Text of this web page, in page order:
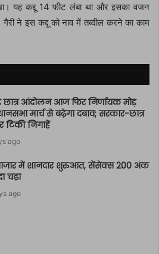
यह कद्दू 14 फीट लंबा था और इसका वजन
ने इस कद्दू को नाव में तब्दील करने का काम
छात्र आंदोलन आज फिर निर्णायक मोड़
मार्च से बढ़ेगा दबाव; सरकार-छात्र
टिकी निगाहें
ago
में शानदार शुरुआत, सेंसेक्स 200 अंक
चढ़ा
ago